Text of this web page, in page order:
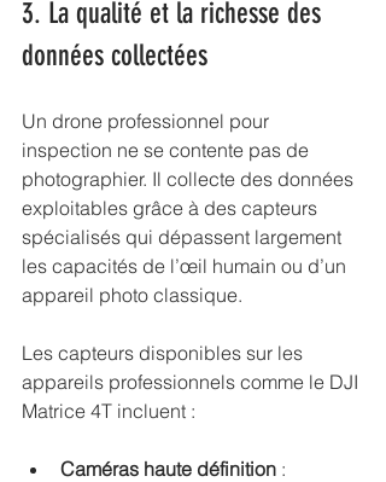
3. La qualité et la richesse des
données collectées
Un drone professionnel pour
inspection ne se contente pas de
photographier. Il collecte des données
exploitables grâce à des capteurs
spécialisés qui dépassent largement
les capacités de l’œil humain ou d’un
appareil photo classique.
Les capteurs disponibles sur les
appareils professionnels comme le DJI
Matrice 4T incluent :
Caméras haute définition :